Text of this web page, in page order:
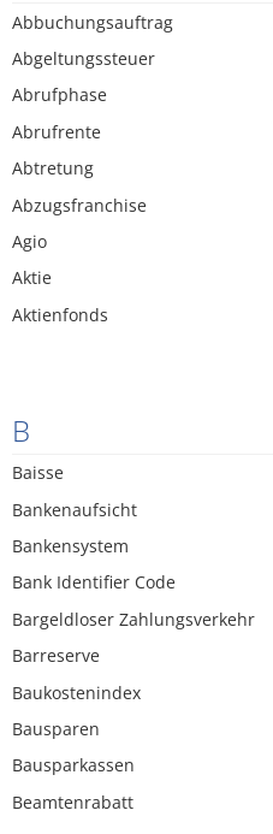
Abbuchungsauftrag
Abgeltungssteuer
Abrufphase
Abrufrente
Abtretung
Abzugsfranchise
Agio
Aktie
Aktienfonds
B
Baisse
Bankenaufsicht
Bankensystem
Bank Identifier Code
Bargeldloser Zahlungsverkehr
Barreserve
Baukostenindex
Bausparen
Bausparkassen
Beamtenrabatt